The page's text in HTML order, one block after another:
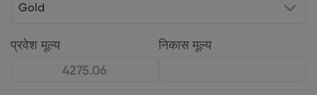
Gold
प्रवेश मूल्य निकास मूल्य